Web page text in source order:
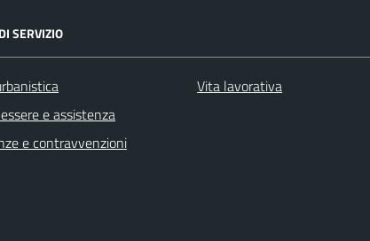
SERVIZIO
e assistenza
e contravvenzioni
Vita lavorativa